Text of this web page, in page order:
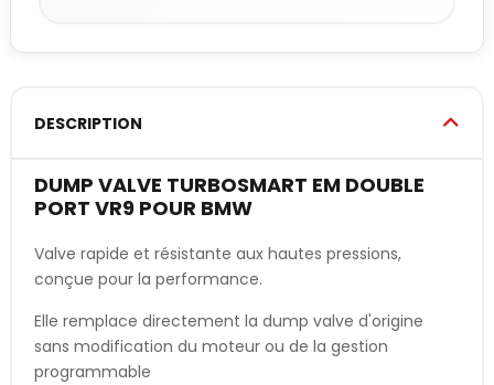
DESCRIPTION
DUMP VALVE TURBOSMART EM DOUBLE
PORT VR9 POUR BMW
Valve rapide et résistante aux hautes pressions,
conçue pour la performance.
Elle remplace directement la dump valve d'origine
sans modification du moteur ou de la gestion
programmable